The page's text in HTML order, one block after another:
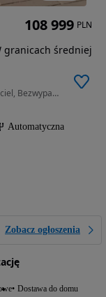
1998 cm3 • 178 KM • Cooper S, Salon PL, I Właściciel, Bezwypadkowy, Serwis ASO, FV 23%
Automatyczna
Zobacz ogłoszenia
Dostawa do domu
108 999 PLN
granicach średniej